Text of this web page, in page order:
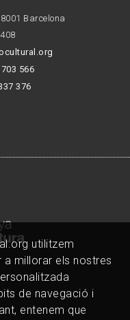
Barcelona
566
376
utilitzem
millorar els nostres
de navegació i
entenem que